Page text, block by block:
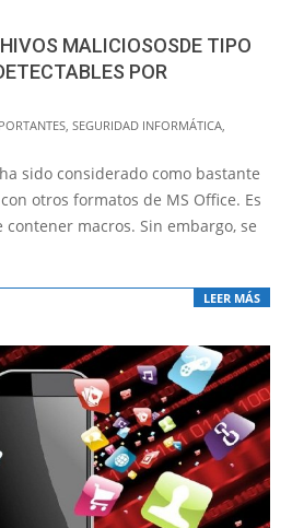
MALICIOSOSDE TIPO
POR
, SEGURIDAD INFORMÁTICA,
sido considerado como bastante
otros formatos de MS Office. Es
contener macros. Sin embargo, se
LEER MÁS